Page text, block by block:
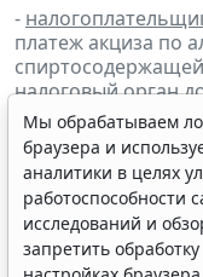
-
платеж акциза по
налоговый орган
уплату
освобождения от
орган банковскую
освобождении от
Мы обрабатываем
браузера и
аналитики в целях
работоспособности
исследований и
запретить